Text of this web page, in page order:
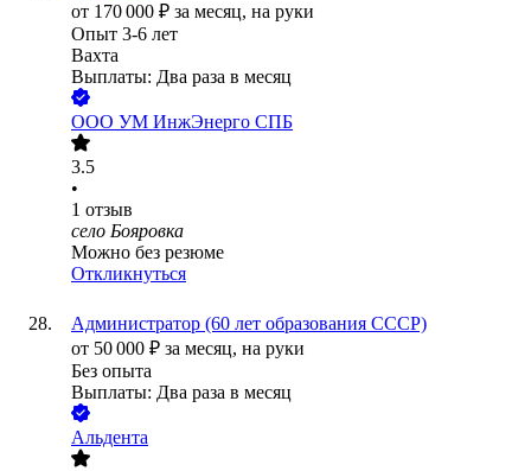
от 170 000 ₽ за месяц, на руки
Опыт 3-6 лет
Вахта
Выплаты: Два раза в месяц
ООО УМ ИнжЭнерго СПБ
3.5
•
1 отзыв
село Бояровка
Можно без резюме
Откликнуться
Администратор (60 лет образования СССР)
от 50 000 ₽ за месяц, на руки
Без опыта
Выплаты: Два раза в месяц
Альдента